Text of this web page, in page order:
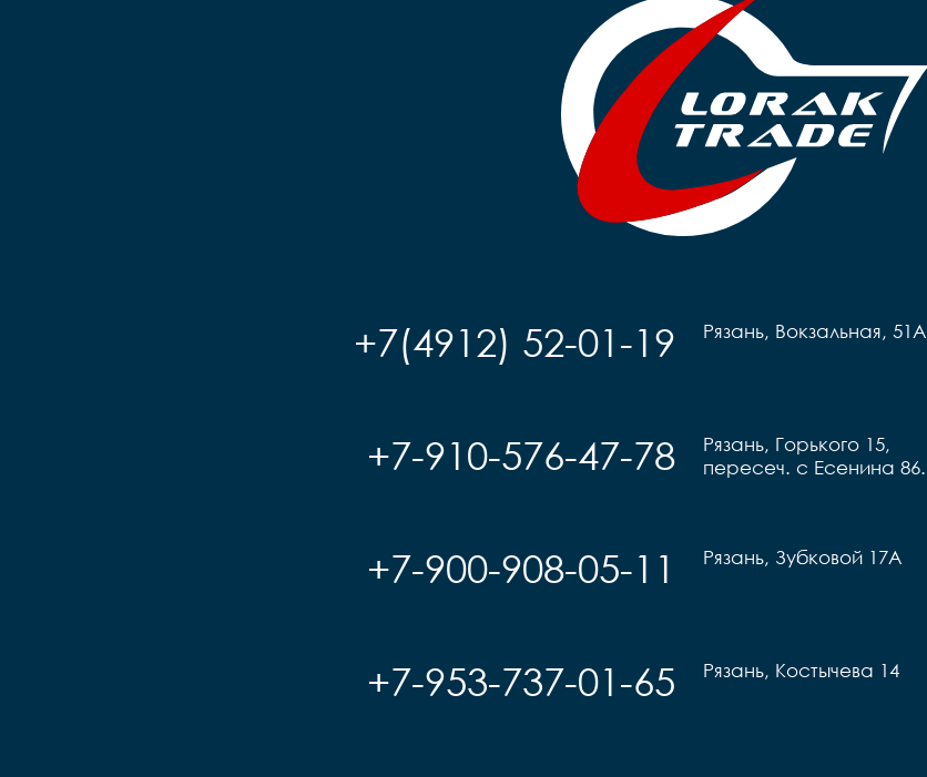
Рязань, Вокзальная, 51А
+7(4912) 52-01-19
Рязань, Горького 15,
пересеч. с Есенина 86.
+7-910-576-47-78
Рязань, Зубковой 17А
+7-900-908-05-11
Рязань, Костычева 14
+7-953-737-01-65